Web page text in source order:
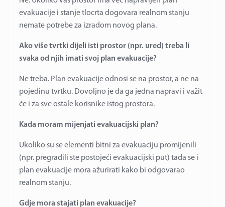
evakuacije i stanje tlocrta dogovara realnom stanju
nemate potrebe za izradom novog plana.
Ako više tvrtki dijeli isti prostor (npr. ured) treba li
svaka od njih imati svoj plan evakuacije?
Ne treba. Plan evakuacije odnosi se na prostor, a ne na
pojedinu tvrtku. Dovoljno je da ga jedna napravi i važit
će i za sve ostale korisnike istog prostora.
Kada moram mijenjati evakuacijski plan?
Ukoliko su se elementi bitni za evakuaciju promijenili
(npr. pregradili ste postojeći evakuacijski put) tada se i
plan evakuacije mora ažurirati kako bi odgovarao
realnom stanju.
Gdje mora stajati plan evakuacije?